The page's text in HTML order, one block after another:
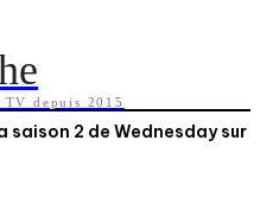
depuis 2015
saison 2 de Wednesday sur